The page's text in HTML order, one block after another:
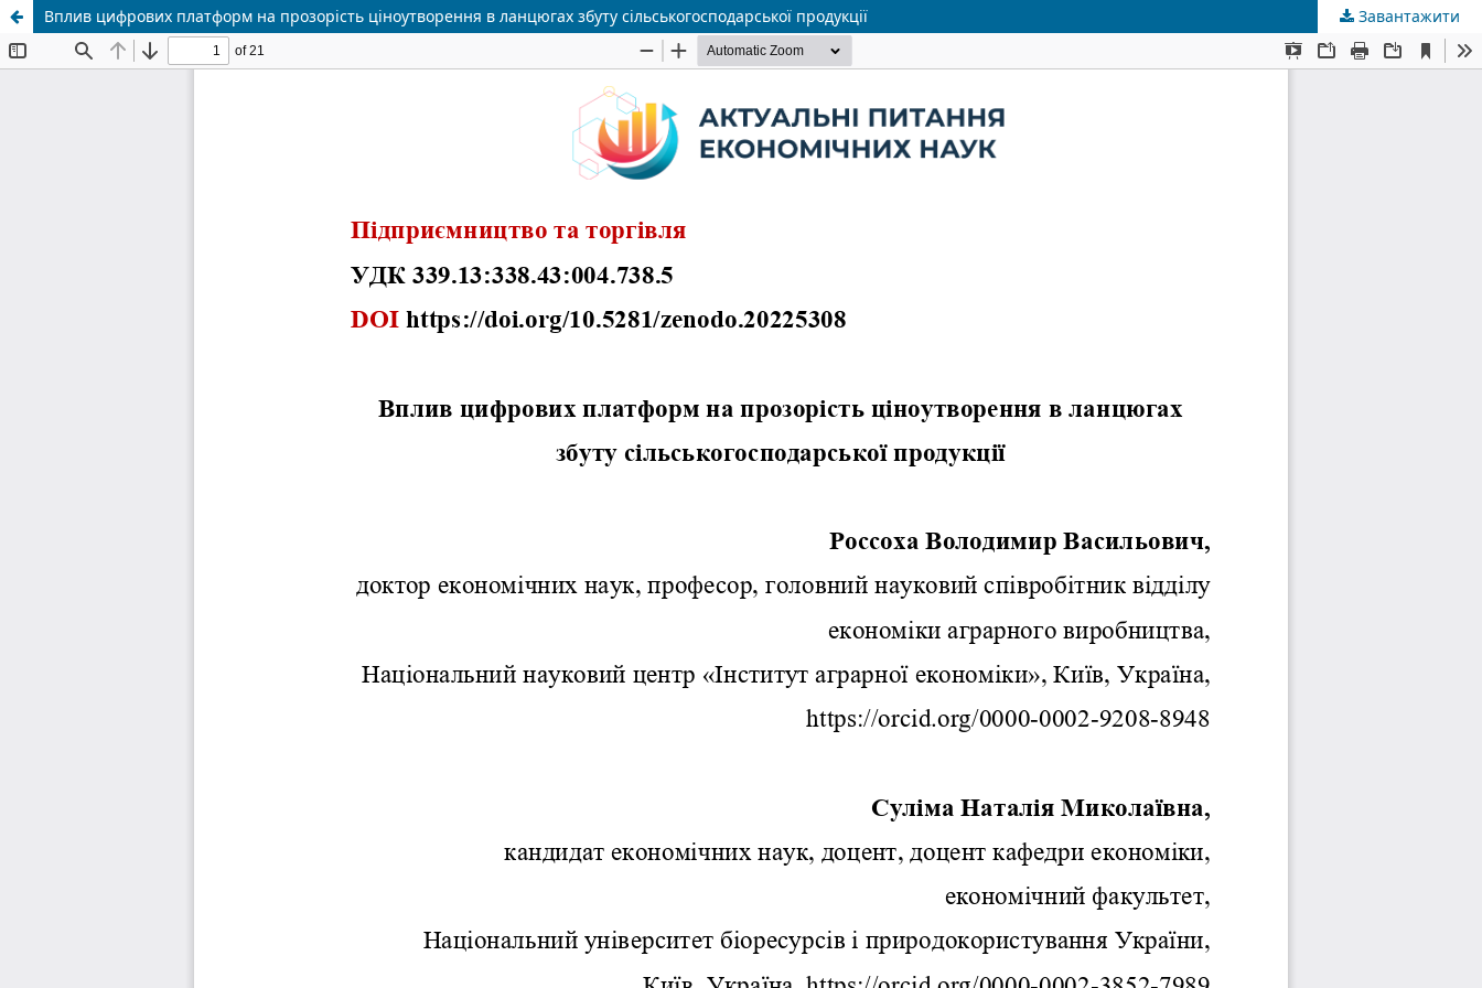
Вплив цифрових платформ на прозорість ціноутворення в ланцюгах збуту сільськогосподарської продукції Завантажити